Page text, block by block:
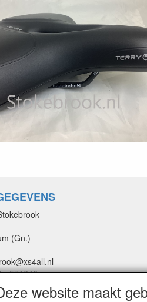
(Gn.)
- 571646
website maakt